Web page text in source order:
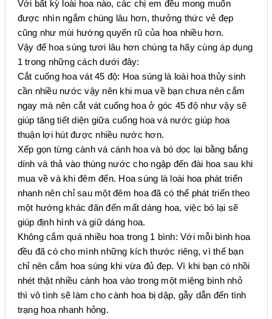
Với bất kỳ loài hoa nào, các chị em đều mong muốn
được nhìn ngắm chúng lâu hơn, thưởng thức vẻ đẹp
cũng như mùi hướng quyến rũ của hoa nhiều hơn.
Vậy để hoa súng tươi lâu hơn chúng ta hãy cùng áp dụng
1 trong những cách dưới đây:
Cắt cuống hoa vát 45 độ: Hoa súng là loài hoa thủy sinh
cần nhiều nước vậy nên khi mua về bạn chưa nên cắm
ngay mà nên cắt vát cuống hoa ở góc 45 độ như vậy sẽ
giúp tăng tiết diện giữa cuống hoa và nước giúp hoa
thuận lợi hút được nhiều nước hơn.
Xếp gọn từng cành vá cánh hoa và bó dọc lại bằng bắng
dính và thả vào thùng nước cho ngập đến đài hoa sau khi
mua về và khi đêm đến. Hoa súng là loài hoa phát triển
nhanh nên chỉ sau một đêm hoa đã có thể phát triển theo
một hướng khác đãn đến mất dáng hoa, việc bó lại sẽ
giúp định hình và giữ dáng hoa.
Không cắm quá nhiều hoa trong 1 bình: Với mỗi bình hoa
đều đã có cho mình những kích thước riêng, vì thế bạn
chỉ nên cắm hoa súng khi vừa đủ đẹp. Vì khi bạn có nhồi
nhét thật nhiều cành hoa vào trong một miệng bình nhỏ
thì vô tình sẽ làm cho cành hoa bị dập, gẫy dẫn đến tình
trạng hoa nhanh hỏng.